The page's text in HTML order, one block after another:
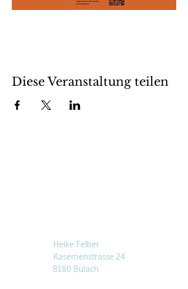
Diese Veranstaltung teilen
Heike Felber
Kasernenstrasse 24
8180 Bülach